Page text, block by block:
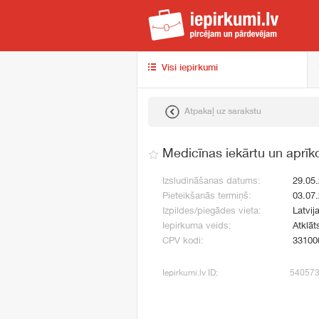
Visi iepirkumi
Atpakaļ uz sarakstu
Medicīnas iekārtu un
Izsludināšanas datums:
Pieteikšanās termiņš:
Izpildes/piegādes vieta:
Iepirkuma veids:
CPV kodi:
Iepirkumi.lv ID: